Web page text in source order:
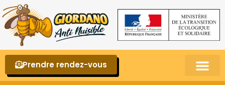
Prendre rendez-vous